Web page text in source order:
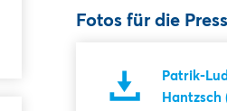
Fotos für die
Patrik-
Hantzsch